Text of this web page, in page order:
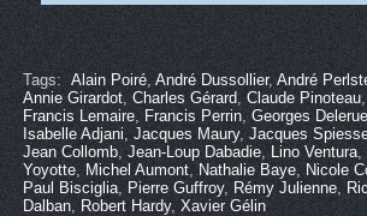
Tags:Alain Poiré,André Dussollier,André
Annie Girardot,Charles Gérard,Claude Pinoteau
Francis Lemaire, Francis Perrin,Georges Delerue
Isabelle Adjani,Jacques Maury, Jacques
Jean Collomb,Jean-Loup Dabadie,Lino Ventura,
Yoyotte,Michel Aumont,Nathalie Baye,Nicole
Paul Bisciglia,Pierre Guffroy, Rémy Julienne,
Dalban,Robert Hardy, Xavier Gélin